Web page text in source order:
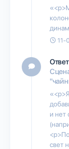
11-
и нет
свет